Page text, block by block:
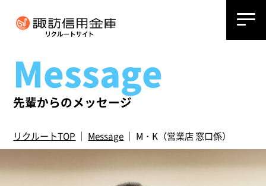
Message
先輩からのメッセージ
リクルートTOP ｜ Message ｜ M・K（営業店 窓口係）